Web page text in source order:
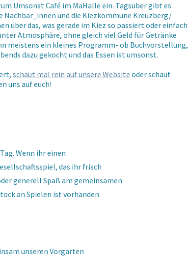
Umsonst Café im MaHalle ein. Tagsüber gibt es
Nachbar_innen und die Kiezkommune Kreuzberg/
über das, was gerade im Kiez so passiert oder einfach
Atmosphäre, ohne gleich viel Geld für Getränke
meistens ein kleines Programm- ob Buchvorstellung,
dazu gekocht und das Essen ist umsonst.
schaut mal rein auf unsere Website oder schaut
uns auf euch!
Wenn ihr einen
das ihr frisch
generell Spaß am gemeinsamen
an Spielen ist vorhanden
unseren Vorgarten